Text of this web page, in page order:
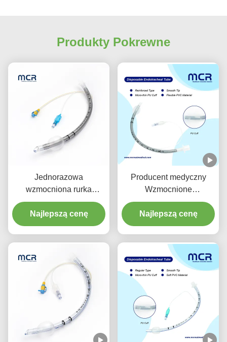
Produkty Pokrewne
Jednorazowa
wzmocniona rurka
endotrachealna z
odciągaczem do
zapobiegania VAP
Najlepszą cenę
Producent medyczny
Wzmocnione
jednorazowe rurki
endotrachealne bez
DEHP
Najlepszą cenę